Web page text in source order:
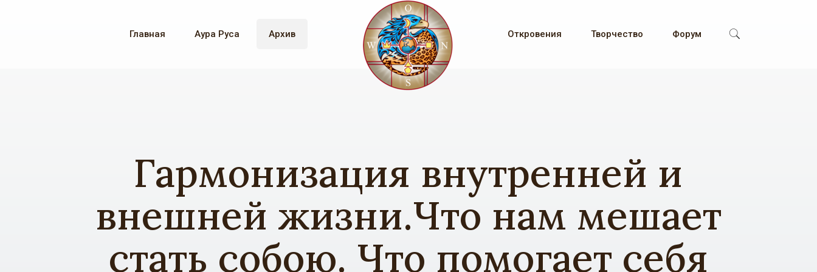
Главная Аура Руса Архив Откровения Творчество Форум
Гармонизация внутренней и
внешней жизни.Что нам мешает
стать собою. Что помогает себя